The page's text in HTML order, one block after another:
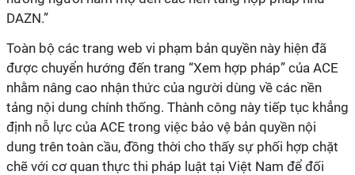
DAZN.”
Toàn bộ các trang web vi phạm bản quyền này hiện đã
được chuyển hướng đến trang “Xem hợp pháp” của ACE
nhằm nâng cao nhận thức của người dùng về các nền
tảng nội dung chính thống. Thành công này tiếp tục khẳng
định nỗ lực của ACE trong việc bảo vệ bản quyền nội
dung trên toàn cầu, đồng thời cho thấy sự phối hợp chặt
chẽ với cơ quan thực thi pháp luật tại Việt Nam để đối